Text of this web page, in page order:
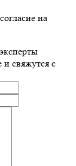
на
и свяжутся с